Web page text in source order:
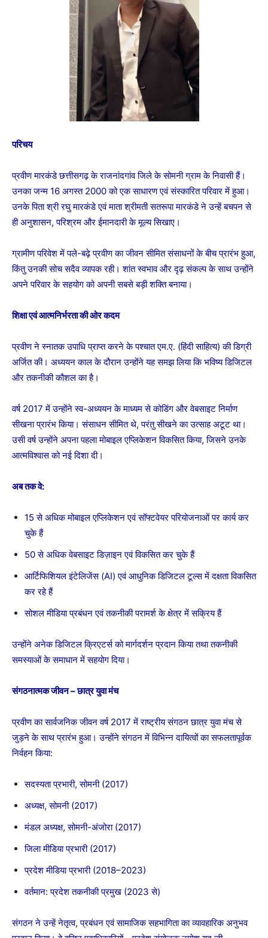
परिचय
प्रवीण मारकंडे छत्तीसगढ़ के राजनांदगांव जिले के सोमनी ग्राम के निवासी हैं।
उनका जन्म 16 अगस्त 2000 को एक साधारण एवं संस्कारित परिवार में हुआ।
उनके पिता श्री रघु मारकंडे एवं माता श्रीमती सतरूपा मारकंडे ने उन्हें बचपन से
ही अनुशासन, परिश्रम और ईमानदारी के मूल्य सिखाए।
ग्रामीण परिवेश में पले-बढ़े प्रवीण का जीवन सीमित संसाधनों के बीच प्रारंभ हुआ,
किंतु उनकी सोच सदैव व्यापक रही। शांत स्वभाव और दृढ़ संकल्प के साथ उन्होंने
अपने परिवार के सहयोग को अपनी सबसे बड़ी शक्ति बनाया।
शिक्षा एवं आत्मनिर्भरता की ओर कदम
प्रवीण ने स्नातक उपाधि प्राप्त करने के पश्चात एम.ए. (हिंदी साहित्य) की डिग्री
अर्जित की। अध्ययन काल के दौरान उन्होंने यह समझ लिया कि भविष्य डिजिटल
और तकनीकी कौशल का है।
वर्ष 2017 में उन्होंने स्व-अध्ययन के माध्यम से कोडिंग और वेबसाइट निर्माण
सीखना प्रारंभ किया। संसाधन सीमित थे, परंतु सीखने का उत्साह अटूट था।
उसी वर्ष उन्होंने अपना पहला मोबाइल एप्लिकेशन विकसित किया, जिसने उनके
आत्मविश्वास को नई दिशा दी।
अब तक वे:
15 से अधिक मोबाइल एप्लिकेशन एवं सॉफ्टवेयर परियोजनाओं पर कार्य कर
चुके हैं
50 से अधिक वेबसाइट डिज़ाइन एवं विकसित कर चुके हैं
आर्टिफिशियल इंटेलिजेंस (AI) एवं आधुनिक डिजिटल टूल्स में दक्षता विकसित
कर रहे हैं
सोशल मीडिया प्रबंधन एवं तकनीकी परामर्श के क्षेत्र में सक्रिय हैं
उन्होंने अनेक डिजिटल क्रिएटर्स को मार्गदर्शन प्रदान किया तथा तकनीकी
समस्याओं के समाधान में सहयोग दिया।
संगठनात्मक जीवन – छात्र युवा मंच
प्रवीण का सार्वजनिक जीवन वर्ष 2017 में राष्ट्रीय संगठन छात्र युवा मंच से
जुड़ने के साथ प्रारंभ हुआ। उन्होंने संगठन में विभिन्न दायित्वों का सफलतापूर्वक
निर्वहन किया:
सदस्यता प्रभारी, सोमनी (2017)
अध्यक्ष, सोमनी (2017)
मंडल अध्यक्ष, सोमनी-अंजोरा (2017)
जिला मीडिया प्रभारी (2017)
प्रदेश मीडिया प्रभारी (2018–2023)
वर्तमान: प्रदेश तकनीकी प्रमुख (2023 से)
संगठन ने उन्हें नेतृत्व, प्रबंधन एवं सामाजिक सहभागिता का व्यावहारिक अनुभव